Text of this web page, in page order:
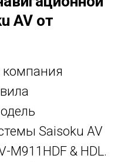
AV от
компания
Saisoku AV
M911HDF & HDL.